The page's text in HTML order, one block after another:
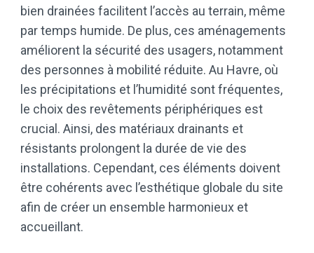
bien drainées facilitent l’accès au terrain, même
par temps humide. De plus, ces aménagements
améliorent la sécurité des usagers, notamment
des personnes à mobilité réduite. Au Havre, où
les précipitations et l’humidité sont fréquentes,
le choix des revêtements périphériques est
crucial. Ainsi, des matériaux drainants et
résistants prolongent la durée de vie des
installations. Cependant, ces éléments doivent
être cohérents avec l’esthétique globale du site
afin de créer un ensemble harmonieux et
accueillant.